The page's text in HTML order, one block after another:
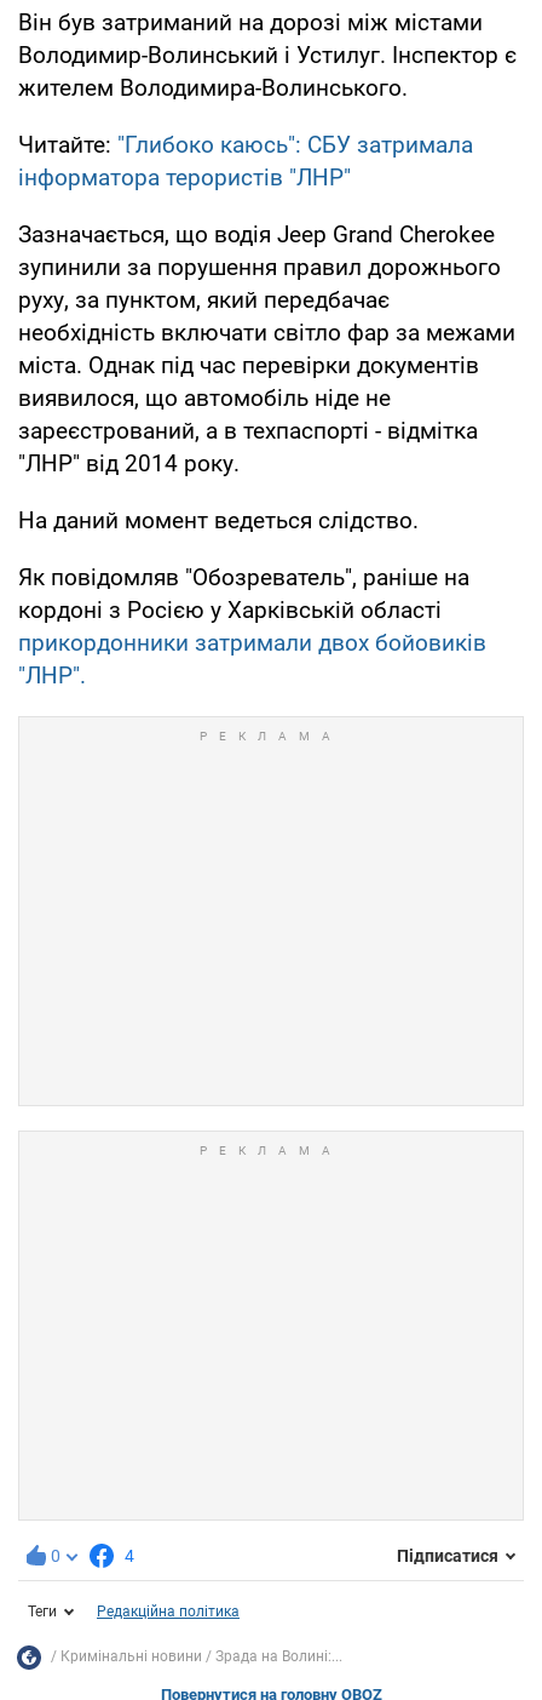
Він був затриманий на дорозі між містами
Володимир-Волинський і Устилуг. Інспектор є
жителем Володимира-Волинського.
Читайте: "Глибоко каюсь": СБУ затримала
інформатора терористів "ЛНР"
Зазначається, що водія Jeep Grand Cherokee
зупинили за порушення правил дорожнього
руху, за пунктом, який передбачає
необхідність включати світло фар за межами
міста. Однак під час перевірки документів
виявилося, що автомобіль ніде не
зареєстрований, а в техпаспорті - відмітка
"ЛНР" від 2014 року.
На даний момент ведеться слідство.
Як повідомляв "Обозреватель", раніше на
кордоні з Росією у Харківській області
прикордонники затримали двох бойовиків
"ЛНР".
0 4 Підписатися
Теги Редакційна політика
Кримінальні новини Зрада на Волині:...
Повернутися на головну OBOZ